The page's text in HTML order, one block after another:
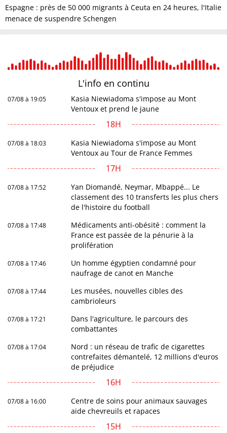
Espagne : près de 50 000 migrants à Ceuta en 24 heures, l'Italie
menace de suspendre Schengen
L'info en continu
07/08 à 19:05
Kasia Niewiadoma s'impose au Mont
Ventoux et prend le jaune
18H
07/08 à 18:03
Kasia Niewiadoma s'impose au Mont
Ventoux au Tour de France Femmes
17H
07/08 à 17:52
Yan Diomandé, Neymar, Mbappé... Le
classement des 10 transferts les plus chers
de l'histoire du football
07/08 à 17:48
Médicaments anti-obésité : comment la
France est passée de la pénurie à la
prolifération
07/08 à 17:46
Un homme égyptien condamné pour
naufrage de canot en Manche
07/08 à 17:44
Les musées, nouvelles cibles des
cambrioleurs
07/08 à 17:21
Dans l'agriculture, le parcours des
combattantes
07/08 à 17:04
Nord : un réseau de trafic de cigarettes
contrefaites démantelé, 12 millions d'euros
de préjudice
16H
07/08 à 16:00
Centre de soins pour animaux sauvages
aide chevreuils et rapaces
15H